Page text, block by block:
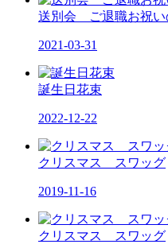
送別会 ご退職お祝い
2021-03-31
誕生日花束
2022-12-22
クリスマス スワッグ
2019-11-16
クリスマス スワッグ